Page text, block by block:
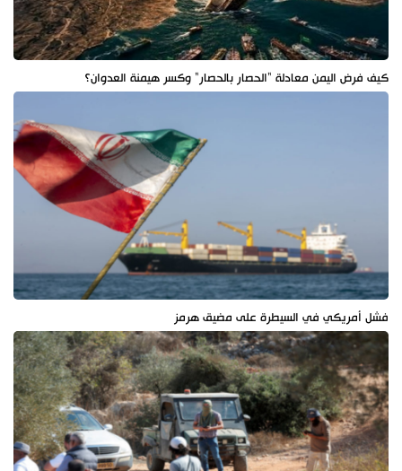
كيف فرض اليمن معادلة "الحصار بالحصار" وكسر هيمنة العدوان؟
فشل أمريكي في السيطرة على مضيق هرمز